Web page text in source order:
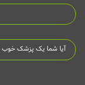
آیا شما یک پزشک خوب